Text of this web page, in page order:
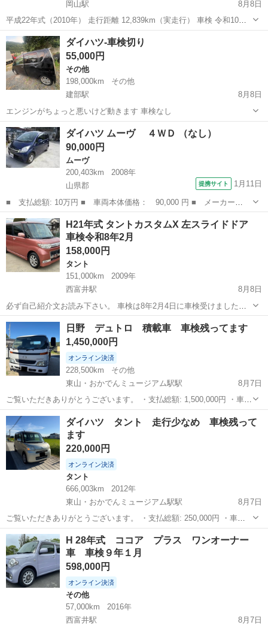
岡山駅
8月8日
平成22年式（2010年） 走行距離 12,839km（実走行） 車検 令和10年5
月26日まで 【車両情報】 ・ダイハツ ハイゼットトラック ・型式：
EBD-S201P ・5速MT ・ガソリン車 ・660cc ・最...
岡山 岡山市 岡山駅 ハイゼット
ダイハツ-車検切り
55,000円
その他
198,000km
その他
建部駅
8月8日
エンジンがちょっと悪いけど動きます 車検なし
岡山 岡山市 建部駅 その他
ダイハツ ムーヴ ４ＷＤ （なし）
90,000円
ムーヴ
200,403km
2008年
山県郡
提携サイト 1月11日
■ 支払総額: 10万円 ■ 車両本体価格： 90,000 円 ■ メーカー
名： ダイハツ ■ 車種名： ムーヴ ■ グレード名： ４ＷＤ
■ 排気量： 660cc ■ ドア枚数： 5D ■ ミッション： インパネ
AT ...
広島 山県郡 ムーヴ
H21年式 タントカスタムX 左スライドドア
車検令和8年2月
158,000円
タント
151,000km
2009年
西富井駅
8月8日
必ず自己紹介文お読み下さい。 車検は8年2月4日に車検受けました。
外観は右前フロントバンパーにガリ傷があるくらいで後目立つ傷、ヘ
コミありません。ボディー、リアスポイラーが色あせしてます。フロ
ントバンパーはタッチペン購入し...
岡山 倉敷市 西富井駅 タント タントカスタム
日野 デュトロ 積載車 車検残ってます
1,450,000円
オンライン決済
228,500km
その他
東山・おかでんミュージアム駅駅
8月7日
ご覧いただきありがとうございます。 ・支払総額: 1,500,000円 ・車両
本体価格: 1,450,000円 ・メーカー名: 日野 ・車種名: デュトロ ・排気
量: 4,900cc ・ドア枚数: 2ドア ・ミッション: ...
岡山 岡山市 東山・おかでんミュージアム駅駅 ダイハツ
デュトロ
ダイハツ タント 走行少なめ 車検残って
ます
220,000円
オンライン決済
タント
666,003km
2012年
東山・おかでんミュージアム駅駅
8月7日
ご覧いただきありがとうございます。 ・支払総額: 250,000円 ・車両
本体価格: 220,000円 ・メーカー名: ダイハツ ・車種名: タント ・グレ
ード名: X ・排気量: 660cc ・ドア枚数: 5ドア ・ミッ...
岡山 岡山市 東山・おかでんミュージアム駅駅 タント
H 28年式 ココア プラス ワンオーナー
車 車検９年１月
598,000円
オンライン決済
その他
57,000km
2016年
西富井駅
8月7日